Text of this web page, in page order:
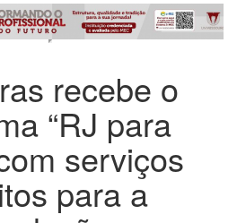
recebe o
“RJ para
serviços
para a